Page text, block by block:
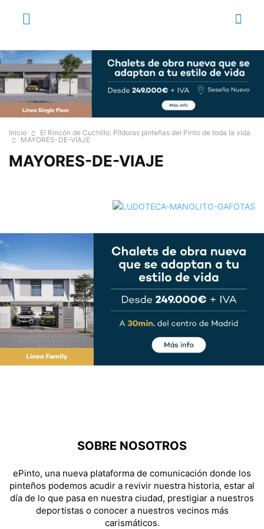
Inicio
El Rincón de Cuchillo: Píldoras pinteñas del Pinto de toda la vida
MAYORES-DE-VIAJE
MAYORES-DE-VIAJE
SOBRE NOSOTROS
ePinto, una nueva plataforma de comunicación donde los
pinteños podemos acudir a revivir nuestra historia, estar al
día de lo que pasa en nuestra ciudad, prestigiar a nuestros
deportistas o conocer a nuestros vecinos más
carismáticos.